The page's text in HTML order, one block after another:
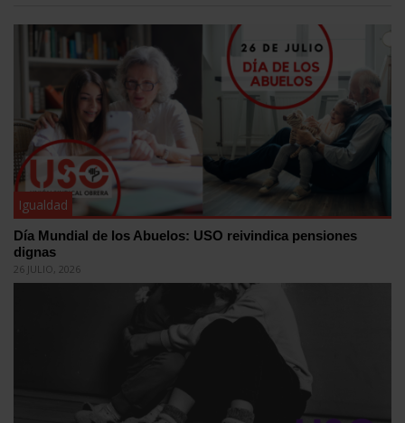
Igualdad
Día Mundial de los Abuelos: USO reivindica pensiones
dignas
26 JULIO, 2026